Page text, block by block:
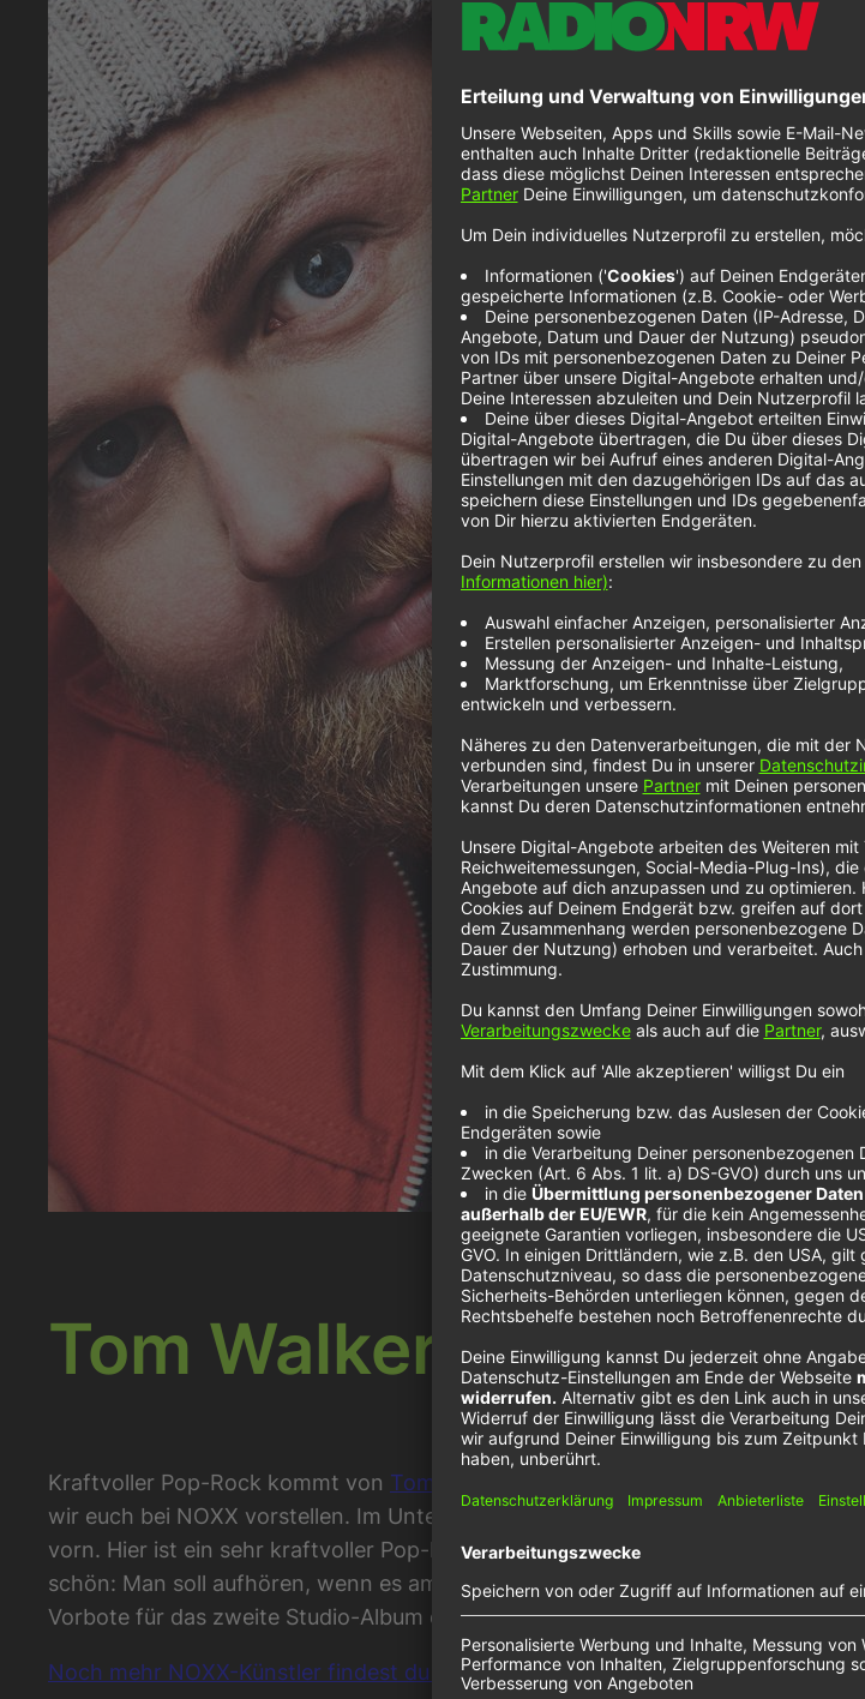
Tom Walker – Serotonin
Kraftvoller Pop-Rock kommt von Tom Walker
wir euch bei NOXX vorstellen. Im Unterschied dazu geht „Serotonin“ nach
vorn. Hier ist ein sehr kraftvoller Pop-Rock-Song entstanden, der so schön
schön: Man soll aufhören, wenn es am schönsten ist. Und: Es sollen ja auch
Vorbote für das zweite Studio-Album des Briten mit der markanten Stimme.
Noch mehr NOXX-Künstler findest du unter diesem Link.